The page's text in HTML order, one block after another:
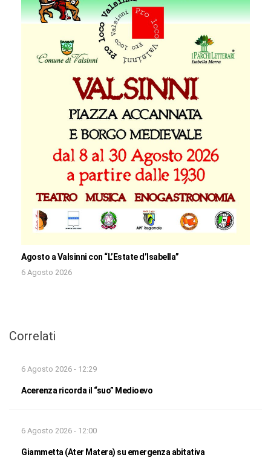
Agosto a Valsinni con “L’Estate d’Isabella”
6 Agosto 2026
Correlati
6 Agosto 2026 - 12:29
Acerenza ricorda il “suo” Medioevo
6 Agosto 2026 - 12:00
Giammetta (Ater Matera) su emergenza abitativa